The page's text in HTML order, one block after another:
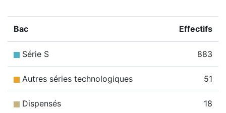
Bac Effectifs
Série S 883
Autres séries technologiques 51
Dispensés 18